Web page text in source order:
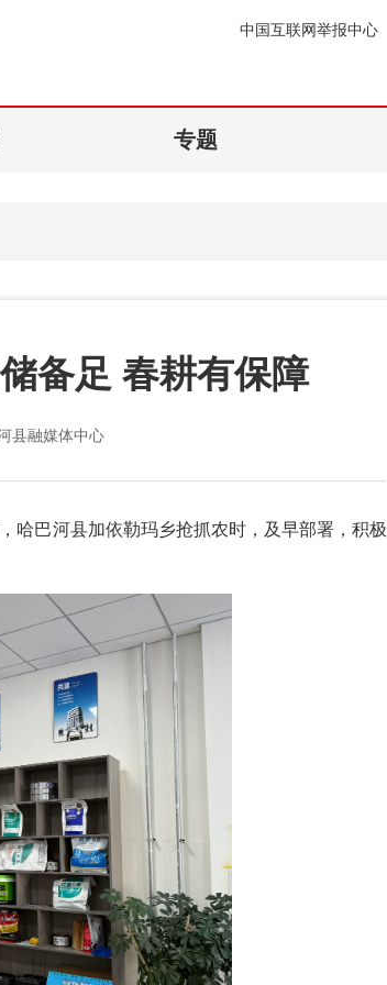
中国互联网举报中心
专题
备足 春耕有保障
县融媒体中心
巴河县加依勒玛乡抢抓农时，及早部署，积极